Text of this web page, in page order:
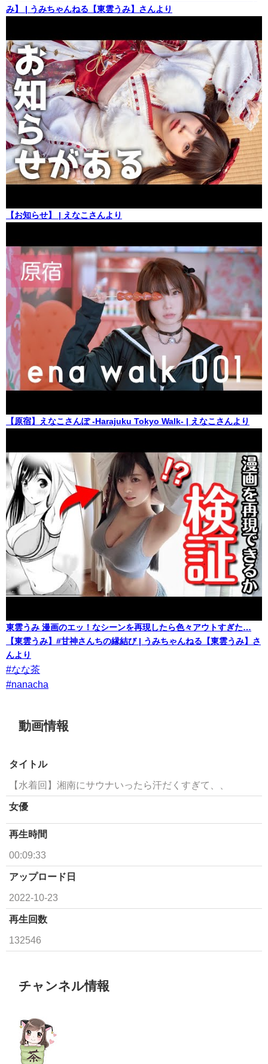
み】 | うみちゃんねる【東雲うみ】さんより
【お知らせ】 | えなこさんより
【原宿】えなこさんぽ -Harajuku Tokyo Walk- | えなこさんより
東雲うみ 漫画のエッ！なシーンを再現したら色々アウトすぎた…
【東雲うみ】#甘神さんちの縁結び | うみちゃんねる【東雲うみ】さ
んより
#なな茶
#nanacha
動画情報
タイトル
【水着回】湘南にサウナいったら汗だくすぎて、、
女優
再生時間
00:09:33
アップロード日
2022-10-23
再生回数
132546
チャンネル情報